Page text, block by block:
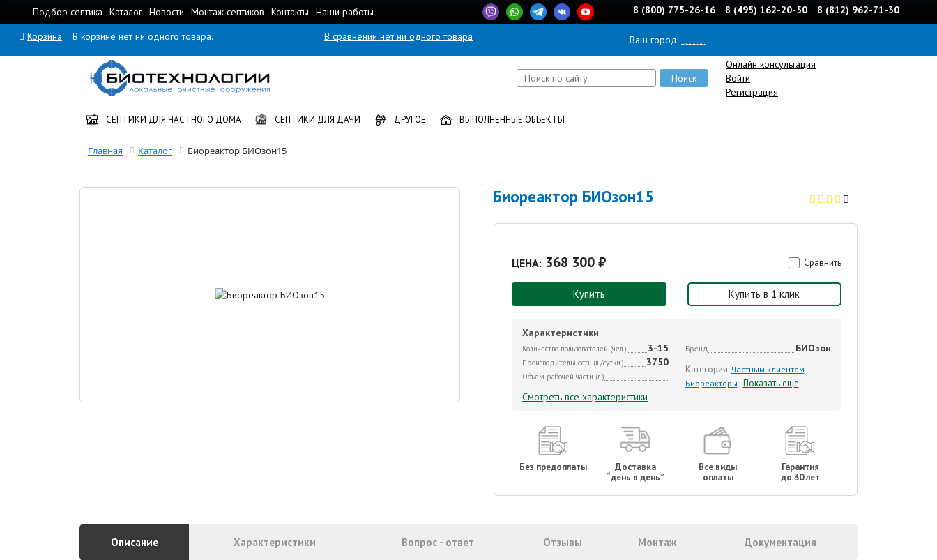
Подбор септика Каталог Новости Монтаж септиков Контакты Наши работы 8 (800) 775-26-16 8 (495) 162-20-50 8 (812) 962-71-30
Корзина В корзине нет ни одного товара. В сравнении нет ни одного товара Ваш город:
Онлайн консультация
Войти
Регистрация
СЕПТИКИ ДЛЯ ЧАСТНОГО ДОМА СЕПТИКИ ДЛЯ ДАЧИ ДРУГОЕ ВЫПОЛНЕННЫЕ ОБЪЕКТЫ
Главная Каталог Биореактор БИОзон15
Биореактор БИОзон15
ЦЕНА: 368 300 ₽ Сравнить
Купить Купить в 1 клик
Характеристики
Количество пользователей (чел.) 3-15
Производительность (л./сутки.) 3750
Объем рабочей части (л.)
Смотреть все характеристики
Бренд БИОзон
Категории: Частным клиентам
Биореакторы Показать еще
Без предоплаты
Доставка
“день в день”
Все виды
оплаты
Гарантия
до 30 лет
Описание Характеристики Вопрос - ответ Отзывы Монтаж Документация